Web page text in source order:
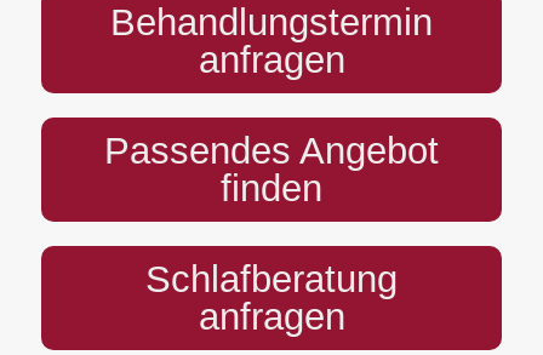
Behandlungstermin
anfragen
Passendes Angebot
finden
Schlafberatung
anfragen